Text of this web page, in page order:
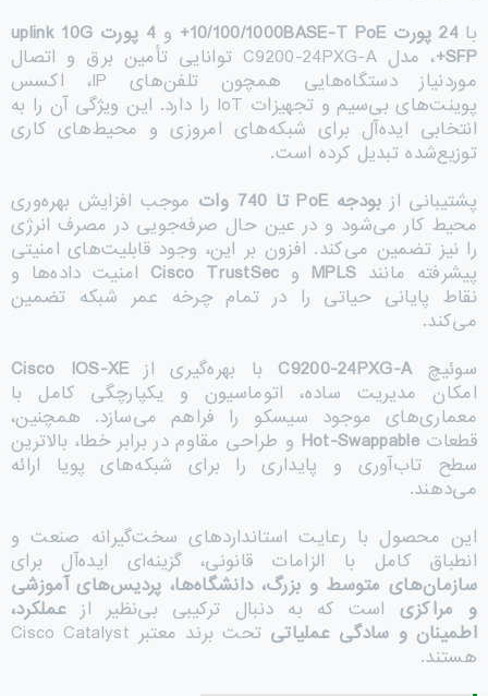
با24 پورت 10/100/1000BASE-T PoE+ و 4 پورت uplink 10G
SFP+
، مدل C9200-24PXG-A توانایی تأمین برق و اتصال
موردنیاز دستگاه‌هایی همچون تلفن‌های IP، اکسس
پوینت‌های بی‌سیم و تجهیزات IoT را دارد. این ویژگی آن را به
انتخابی ایده‌آل برای شبکه‌های امروزی و محیط‌های کاری
توزیع‌شده تبدیل کرده است.
پشتیبانی از بودجه PoE تا 740 وات
موجب افزایش بهره‌وری
محیط کار می‌شود و در عین حال صرفه‌جویی در مصرف انرژی
را نیز تضمین می‌کند. افزون بر این، وجود قابلیت‌های امنیتی
پیشرفته مانند MPLS و Cisco TrustSec امنیت داده‌ها و
نقاط پایانی حیاتی را در تمام چرخه عمر شبکه تضمین
می‌کند.
سوئیچC9200-24PXG-A با بهره‌گیری ازCisco IOS-XE
امکان مدیریت ساده، اتوماسیون و یکپارچگی کامل با
معماری‌های موجود سیسکو را فراهم می‌سازد. همچنین،
قطعاتHot-Swappable و طراحی مقاوم در برابر خطا، بالاترین
سطح تاب‌آوری و پایداری را برای شبکه‌های پویا ارائه
می‌دهند.
این محصول با رعایت استانداردهای سخت‌گیرانه صنعت و
انطباق کامل با الزامات قانونی، گزینه‌ای ایده‌آل برای
سازمان‌های متوسط و بزرگ، دانشگاه‌ها، پردیس‌های آموزشی
و مراکزی است که به دنبال ترکیبی بی‌نظیر از عملکرد،
اطمینان و سادگی عملیاتی
تحت برند معتبر Cisco Catalyst
هستند.